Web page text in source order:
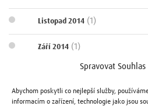
Spravovat
Abychom poskytli co nejlepší služby,
informacím o zařízení, technologie jako jsou
Listopad 2014 (1)
Září 2014 (1)
(1)
Červen 2014(1)